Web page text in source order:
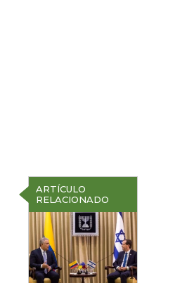
ARTÍCULO
RELACIONADO